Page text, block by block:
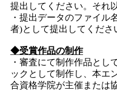
提出してください。それ
・提出データのファイル
者)として提出してくだ
◆受賞作品の制作
・審査にて制作作品とし
ックとして制作し、本エ
合資格学院が主催または